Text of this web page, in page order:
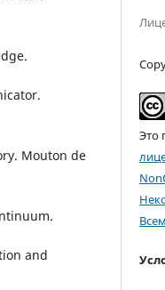
Mouton de
and
Это